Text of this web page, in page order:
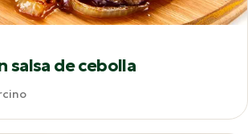
salsa de cebolla